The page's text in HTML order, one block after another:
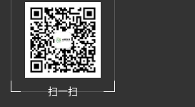
扫一扫